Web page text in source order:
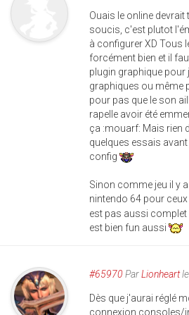
Ouais le online
soucis, c'est plutot
à configurer XD Tous
forcément bien et il
plugin graphique
graphiques ou même
pour pas que le son
rapelle avoir été
ça :mouarf: Mais rien
quelques essais
config
Sinon comme jeu il y
nintendo 64 pour
est pas aussi complet
est bien fun aussi
#65970 ParLionheart
Dès que j'aurai réglé
connexion consoles/